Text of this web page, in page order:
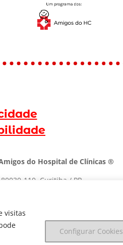
visitas
Configurar Cookies
do Hospital de Clínicas ®
110, Curitiba / PR
00